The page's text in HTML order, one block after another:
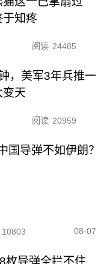
于知疼
阅读 24485
，美军3年兵推一
变天
阅读 20959
国导弹不如伊朗？
10803 08-07
枚导弹全拦不住